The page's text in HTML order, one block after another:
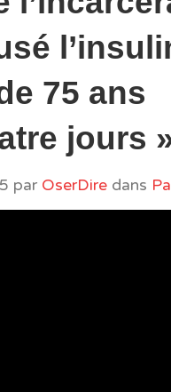
75 ans
jours
par OserDire dans